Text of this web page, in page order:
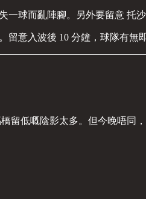
球而亂陣腳。另外要留意 托
意入波後 10 分鐘，球隊有無
低嘅陰影太多。但今晚唔同